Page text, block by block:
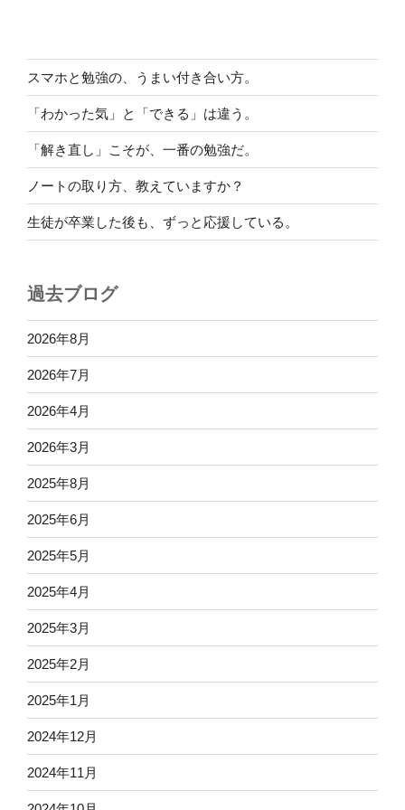
スマホと勉強の、うまい付き合い方。
「わかった気」と「できる」は違う。
「解き直し」こそが、一番の勉強だ。
ノートの取り方、教えていますか？
生徒が卒業した後も、ずっと応援している。
過去ブログ
2026年8月
2026年7月
2026年4月
2026年3月
2025年8月
2025年6月
2025年5月
2025年4月
2025年3月
2025年2月
2025年1月
2024年12月
2024年11月